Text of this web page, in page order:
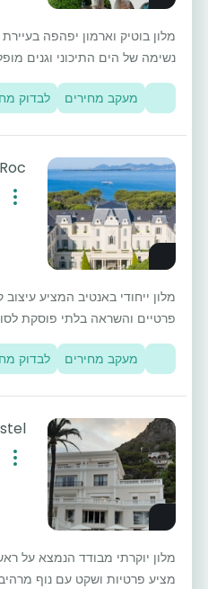
מלון בוטיק וארמון יפהפה
נשימה של הים התיכוני וגנים
מעקב מחירים לבדוק
מלון ייחודי באנטיב המציע
פרטיים והשראה בלתי פוסקת
מעקב מחירים לבדוק
מלון יוקרתי מבודד הנמצא על
מציע פרטיות ושקט עם נוף